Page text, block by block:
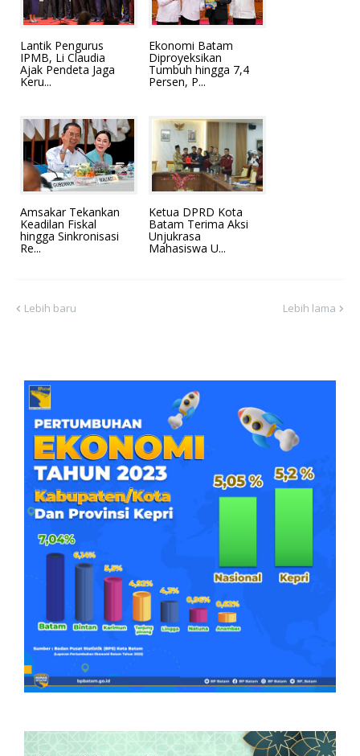
Lantik Pengurus
IPMB, Li Claudia
Ajak Pendeta Jaga
Keru...
Ekonomi Batam
Diproyeksikan
Tumbuh hingga 7,4
Persen, P...
Amsakar Tekankan
Keadilan Fiskal
hingga Sinkronisasi
Re...
Ketua DPRD Kota
Batam Terima Aksi
Unjukrasa
Mahasiswa U...
Lebih baru Lebih lama